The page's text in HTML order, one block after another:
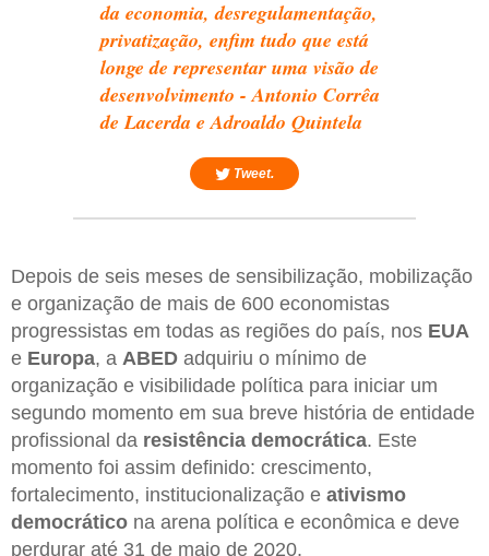
da economia, desregulamentação,
privatização, enfim tudo que está
longe de representar uma visão de
desenvolvimento - Antonio Corrêa
de Lacerda e Adroaldo Quintela
Tweet.
Depois de seis meses de sensibilização, mobilização
e organização de mais de 600 economistas
progressistas em todas as regiões do país, nos EUA
e Europa, a ABED adquiriu o mínimo de
organização e visibilidade política para iniciar um
segundo momento em sua breve história de entidade
profissional da resistência democrática. Este
momento foi assim definido: crescimento,
fortalecimento, institucionalização e ativismo
democrático na arena política e econômica e deve
perdurar até 31 de maio de 2020.